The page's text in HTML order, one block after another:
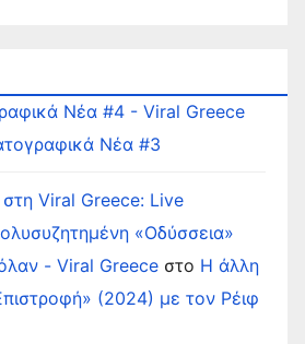
Νέα #4 - Viral Greece
Νέα #3
Viral Greece: Live
«Οδύσσεια»
- Viral Greece στο Η άλλη
(2024) με τον Ρέιφ